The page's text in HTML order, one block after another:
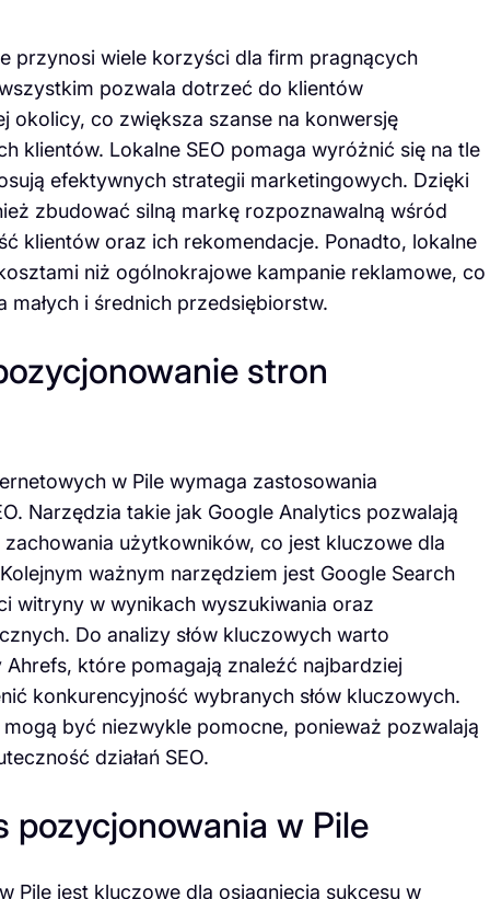
przynosi wiele korzyści dla firm pragnących
pozwala dotrzeć do klientów
okolicy, co zwiększa szanse na konwersję
klientów. Lokalne SEO pomaga wyróżnić się na tle
efektywnych strategii marketingowych. Dzięki
zbudować silną markę rozpoznawalną wśród
klientów oraz ich rekomendacje. Ponadto, lokalne
niż ogólnokrajowe kampanie reklamowe, co
małych i średnich przedsiębiorstw.
stron
w Pile wymaga zastosowania
Narzędzia takie jak Google Analytics pozwalają
użytkowników, co jest kluczowe dla
ważnym narzędziem jest Google Search
witryny w wynikach wyszukiwania oraz
Do analizy słów kluczowych warto
które pomagają znaleźć najbardziej
konkurencyjność wybranych słów kluczowych.
być niezwykle pomocne, ponieważ pozwalają
działań SEO.
pozycjonowania w Pile
Pile jest kluczowe dla osiągnięcia sukcesu w